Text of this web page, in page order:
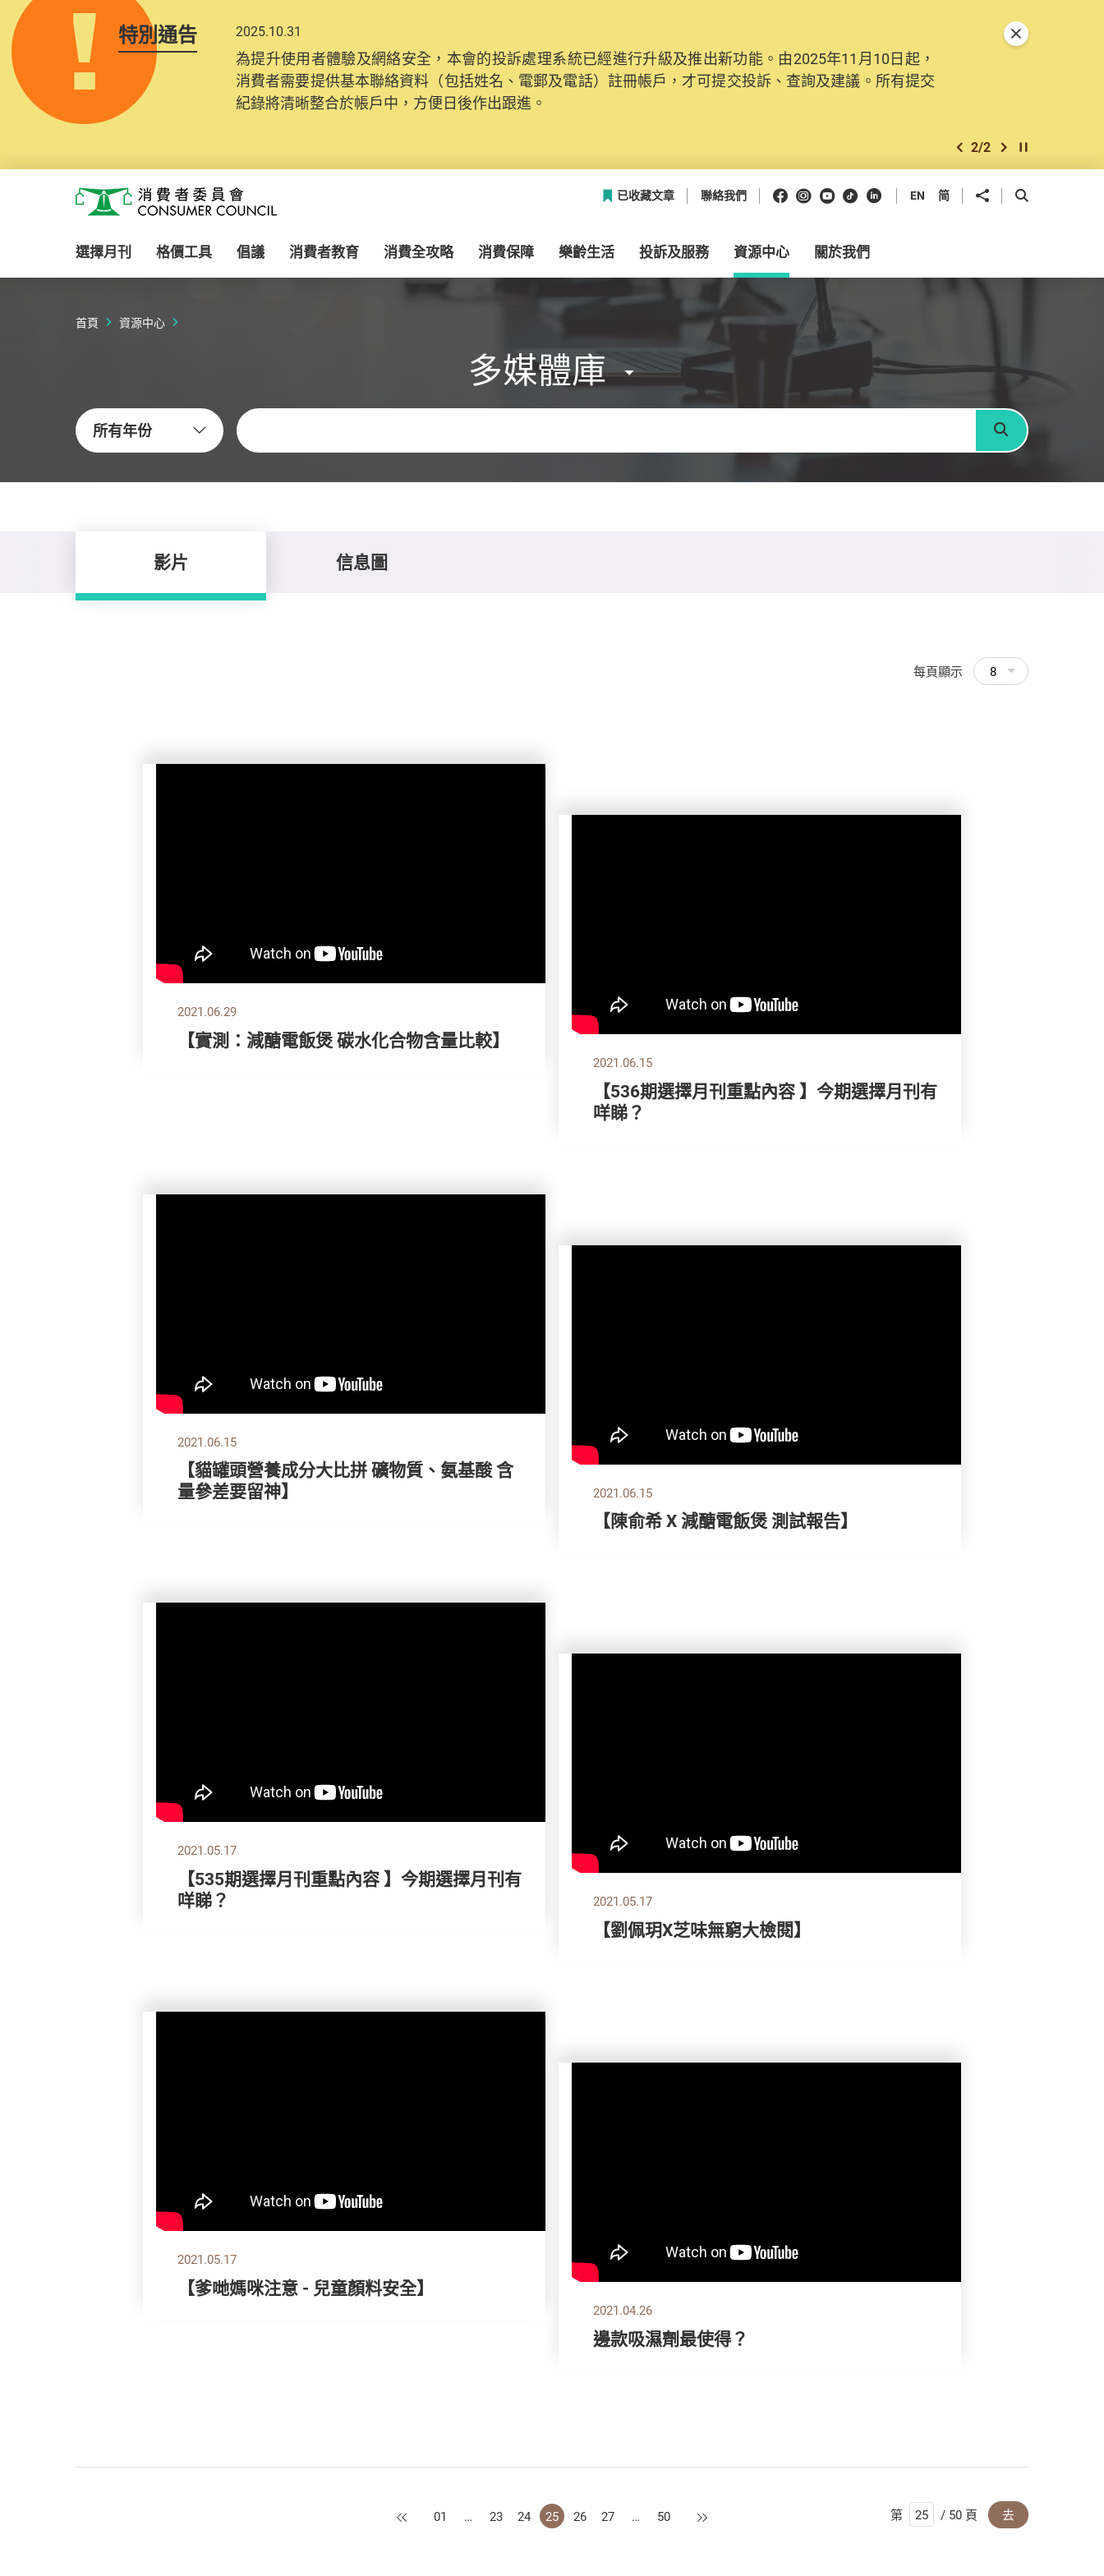
特別通告 2025.10.31
為提升使用者體驗及網絡安全，本會的投訴處理系統已經進行升級及推出新功能。由2025年11月10日起，
消費者需要提供基本聯絡資料（包括姓名、電郵及電話）註冊帳戶，才可提交投訴、查詢及建議。所有提交
紀錄將清晰整合於帳戶中，方便日後作出跟進。
上一個
2/2 下一個開始/暫停幻燈
關閉特別通告
消費者委員會
已收藏文章 聯絡我們 Facebook
Instagram
Youtube
抖音領英 EN 简 分享到 開啟搜尋框
選擇月刊 格價工具 倡議 消費者教育 消費全攻略 消費保障 樂齡生活 投訴及服務 資源中心 關於我們
首頁 資源中心
多媒體庫
所有年份
關鍵字
搜尋
影片 信息圖
每頁顯示 8
2021.06.29
【實測：減醣電飯煲 碳水化合物含量比較】
2021.06.15
【536期選擇月刊重點內容 】今期選擇月刊有
咩睇？
2021.06.15
【貓罐頭營養成分大比拼 礦物質、氨基酸 含
量參差要留神】
2021.06.15
【陳俞希 X 減醣電飯煲 測試報告】
2021.05.17
【535期選擇月刊重點內容 】今期選擇月刊有
咩睇？
2021.05.17
【劉佩玥X芝味無窮大檢閱】
2021.05.17
【爹哋媽咪注意 - 兒童顏料安全】
2021.04.26
邊款吸濕劑最使得？
上一頁
01 … 23 24 25 26 27 … 50 下一頁 第 / 50 頁 去